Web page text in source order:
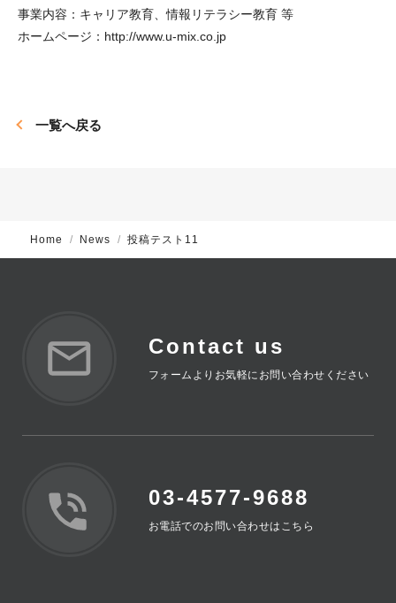
事業内容：キャリア教育、情報リテラシー教育 等
ホームページ：http://www.u-mix.co.jp
一覧へ戻る
Home News 投稿テスト11
Contact us
フォームよりお気軽にお問い合わせください
03-4577-9688
お電話でのお問い合わせはこちら